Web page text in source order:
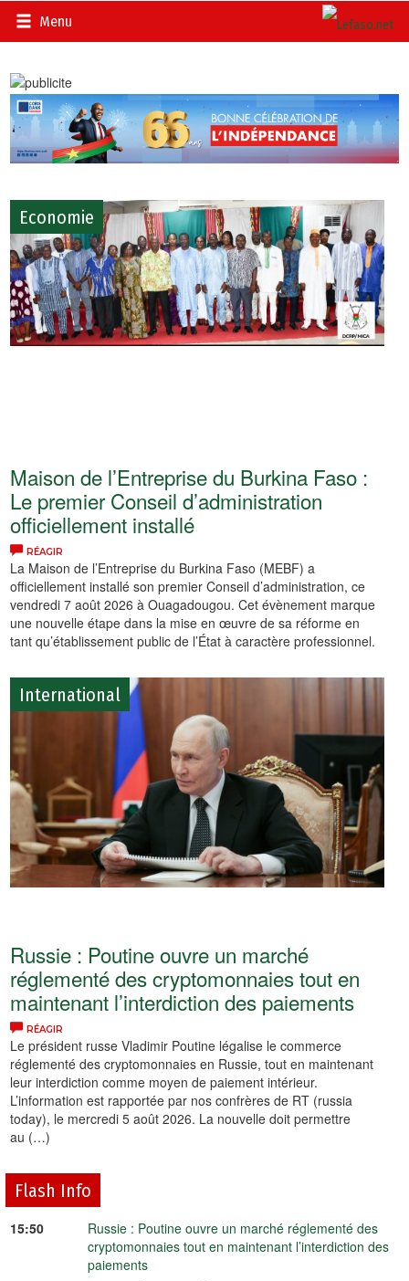
Menu
Economie
Maison de l’Entreprise du Burkina Faso :
Le premier Conseil d’administration
officiellement installé
RÉAGIR
La Maison de l’Entreprise du Burkina Faso (MEBF) a
officiellement installé son premier Conseil d’administration, ce
vendredi 7 août 2026 à Ouagadougou. Cet évènement marque
une nouvelle étape dans la mise en œuvre de sa réforme en
tant qu’établissement public de l’État à caractère professionnel.
International
Russie : Poutine ouvre un marché
réglementé des cryptomonnaies tout en
maintenant l’interdiction des paiements
RÉAGIR
Le président russe Vladimir Poutine légalise le commerce
réglementé des cryptomonnaies en Russie, tout en maintenant
leur interdiction comme moyen de paiement intérieur.
L’information est rapportée par nos confrères de RT (russia
today), le mercredi 5 août 2026. La nouvelle doit permettre
au (…)
Flash Info
15:50
Russie : Poutine ouvre un marché réglementé des
cryptomonnaies tout en maintenant l’interdiction des
paiements